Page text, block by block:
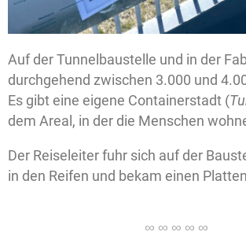
Auf der Tunnelbaustelle und in der
durchgehend zwischen 3.000 und
Es gibt eine eigene Containerstadt (
dem Areal, in der die Menschen
Der Reiseleiter fuhr sich auf der
in den Reifen und bekam einen